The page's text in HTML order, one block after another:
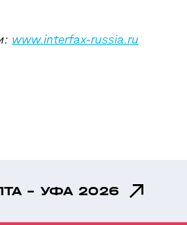
www.interfax-russia.ru
- УФА 2026